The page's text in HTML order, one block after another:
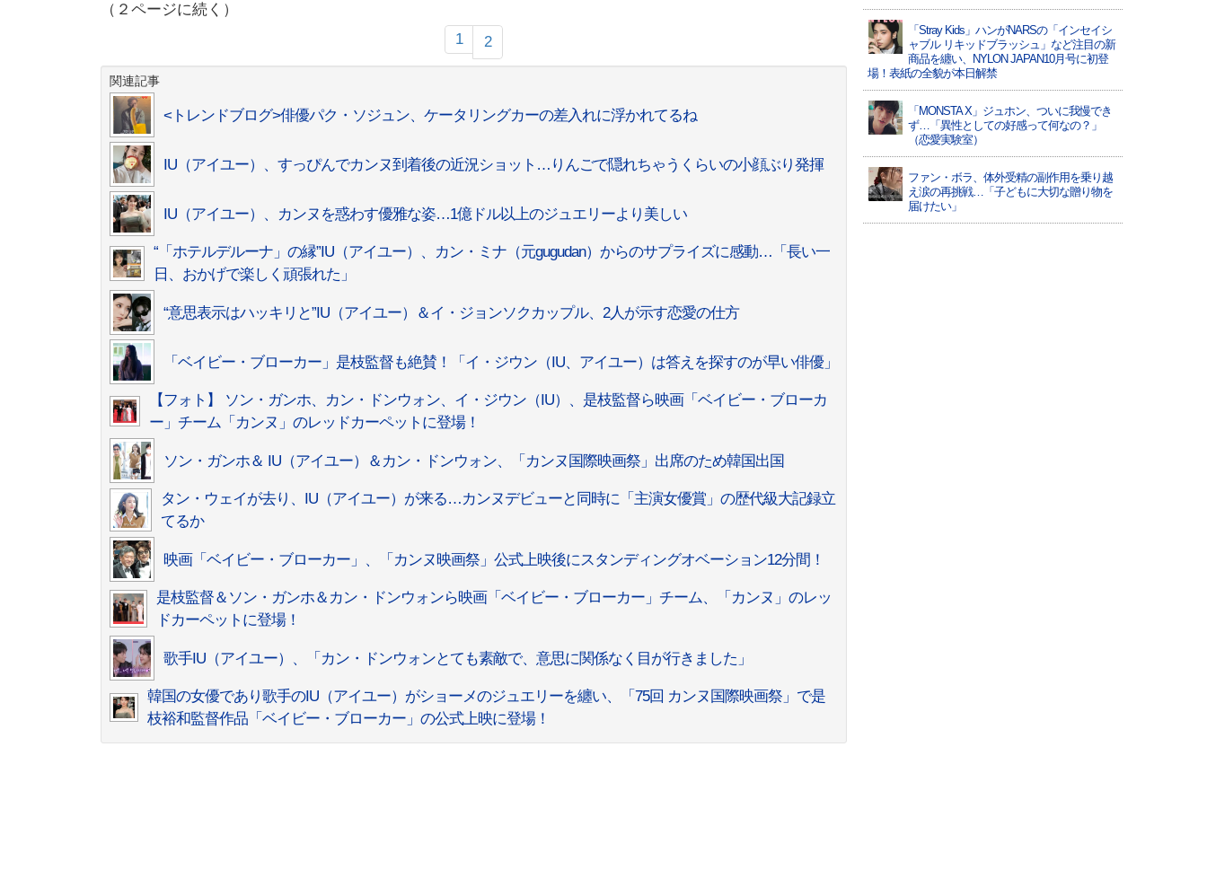
（２ページに続く）
1
2
関連記事
<トレンドブログ>俳優パク・ソジュン、ケータリングカーの差入れに浮かれてるね
IU（アイユー）、すっぴんでカンヌ到着後の近況ショット…りんごで隠れちゃうくらいの小顔ぶり発揮
IU（アイユー）、カンヌを惑わす優雅な姿…1億ドル以上のジュエリーより美しい
“「ホテルデルーナ」の縁”IU（アイユー）、カン・ミナ（元gugudan）からのサプライズに感動…「長い一
日、おかげで楽しく頑張れた」
“意思表示はハッキリと”IU（アイユー）＆イ・ジョンソクカップル、2人が示す恋愛の仕方
「ベイビー・ブローカー」是枝監督も絶賛！「イ・ジウン（IU、アイユー）は答えを探すのが早い俳優」
【フォト】 ソン・ガンホ、カン・ドンウォン、イ・ジウン（IU）、是枝監督ら映画「ベイビー・ブローカ
ー」チーム「カンヌ」のレッドカーペットに登場！
ソン・ガンホ＆ IU（アイユー）＆カン・ドンウォン、「カンヌ国際映画祭」出席のため韓国出国
タン・ウェイが去り、IU（アイユー）が来る…カンヌデビューと同時に「主演女優賞」の歴代級大記録立
てるか
映画「ベイビー・ブローカー」、「カンヌ映画祭」公式上映後にスタンディングオベーション12分間！
是枝監督＆ソン・ガンホ＆カン・ドンウォンら映画「ベイビー・ブローカー」チーム、「カンヌ」のレッ
ドカーペットに登場！
歌手IU（アイユー）、「カン・ドンウォンとても素敵で、意思に関係なく目が行きました」
韓国の女優であり歌手のIU（アイユー）がショーメのジュエリーを纏い、「75回 カンヌ国際映画祭」で是
枝裕和監督作品「ベイビー・ブローカー」の公式上映に登場！
「Stray Kids」ハンがNARSの「インセイシ
ャブル リキッドブラッシュ」など注目の新
商品を纏い、NYLON JAPAN10月号に初登
場！表紙の全貌が本日解禁
「MONSTA X」ジュホン、ついに我慢でき
ず…「異性としての好感って何なの？」
（恋愛実験室）
ファン・ボラ、体外受精の副作用を乗り越
え涙の再挑戦…「子どもに大切な贈り物を
届けたい」